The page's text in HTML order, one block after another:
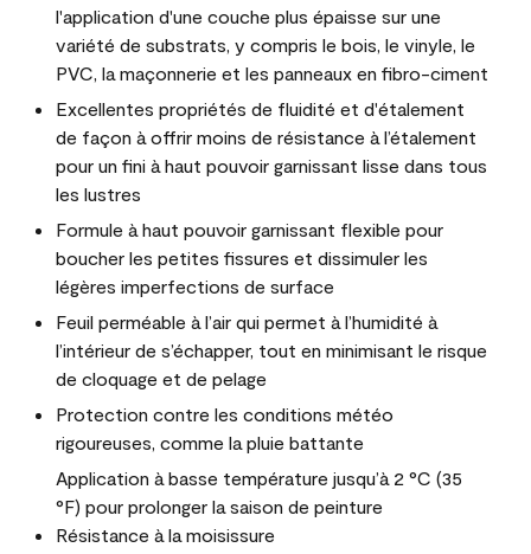
l'application d'une couche plus épaisse sur une
variété de substrats, y compris le bois, le vinyle, le
PVC, la maçonnerie et les panneaux en fibro-ciment
Excellentes propriétés de fluidité et d'étalement
de façon à offrir moins de résistance à l’étalement
pour un fini à haut pouvoir garnissant lisse dans tous
les lustres
Formule à haut pouvoir garnissant flexible pour
boucher les petites fissures et dissimuler les
légères imperfections de surface
Feuil perméable à l’air qui permet à l’humidité à
l’intérieur de s’échapper, tout en minimisant le risque
de cloquage et de pelage
Protection contre les conditions météo
rigoureuses, comme la pluie battante
Application à basse température jusqu’à 2 °C (35
°F) pour prolonger la saison de peinture
Résistance à la moisissure